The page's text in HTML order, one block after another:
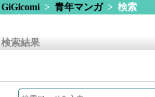
GiGicomi> 青年マンガ> 検索
検索結果